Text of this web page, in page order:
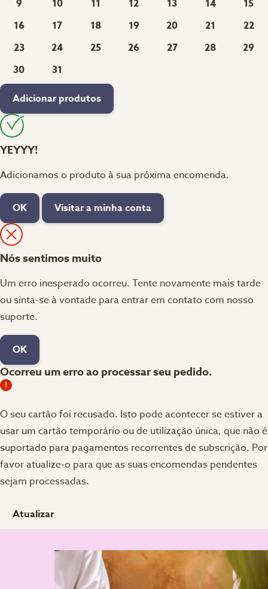
9 10 11 12 13 14
15
16
17 18 19 20 21
22
23
24 25 26 27 28
29
30
31
Adicionar produtos
YEYYY!
Adicionamos o produto à sua próxima encomenda.
OK Visitar a minha conta
Nós sentimos muito
Um erro inesperado ocorreu. Tente novamente mais tarde
ou sinta-se à vontade para entrar em contato com nosso
suporte.
OK
Ocorreu um erro ao processar seu pedido.
O seu cartão foi recusado. Isto pode acontecer se estiver a
usar um cartão temporário ou de utilização única, que não é
suportado para pagamentos recorrentes de subscrição. Por
favor atualize-o para que as suas encomendas pendentes
sejam processadas.
Atualizar